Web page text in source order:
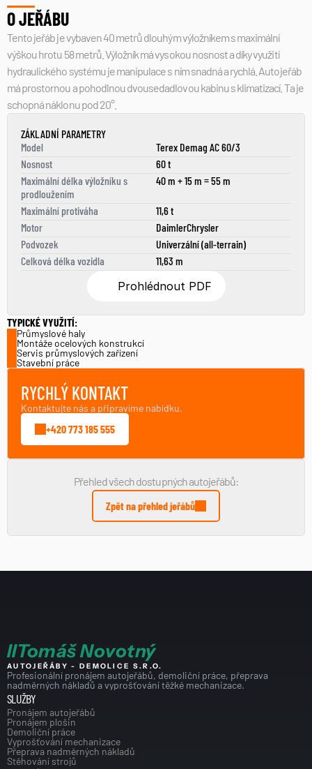
O JEŘÁBU
Tento jeřáb je vybaven 40 metrů dlouhým výložníkem s maximální
výškou hrotu 58 metrů. Výložník má vysokou nosnost a díky využití
hydraulického systému je manipulace s ním snadná a rychlá. Autojeřáb
má prostornou a pohodlnou dvousedadlovou kabinu s klimatizací. Ta je
schopná náklonu pod 20°.
ZÁKLADNÍ PARAMETRY
Model
Terex Demag AC 60/3
Nosnost
60 t
Maximální délka výložníku s
prodloužením
40 m + 15 m = 55 m
Maximální protiváha
11,6 t
Motor
DaimlerChrysler
Podvozek
Univerzální (all-terrain)
Celková délka vozidla
11,63 m
Prohlédnout PDF
TYPICKÉ VYUŽITÍ:
Průmyslové haly
Montáže ocelových konstrukcí
Servis průmyslových zařízení
Stavební práce
RYCHLÝ KONTAKT
Kontaktujte nás a připravíme nabídku.
+420 773 185 555
Přehled všech dostupných autojeřábů:
Zpět na přehled jeřábů
IITomáš Novotný
AUTOJEŘÁBY - DEMOLICE S.R.O.
Profesionální pronájem autojeřábů, demoliční práce, přeprava
nadměrných nákladů a vyprošťování těžké mechanizace.
SLUŽBY
Pronájem autojeřábů
Pronájem plošin
Demoliční práce
Vyprošťování mechanizace
Přeprava nadměrných nákladů
Stěhování strojů